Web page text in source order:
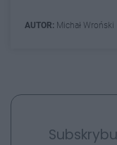
AUTOR: Michał Wroński